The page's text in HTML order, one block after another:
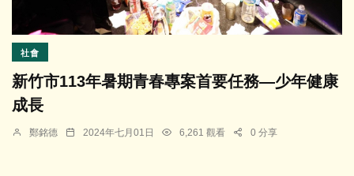
社會
新竹市113年暑期青春專案首要任務—少年健康
成長
鄭銘德 2024年七月01日 6,261 觀看 0 分享